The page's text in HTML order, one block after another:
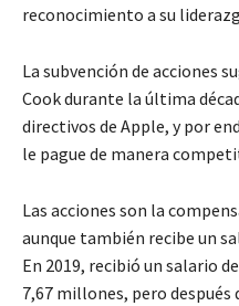
reconocimiento a su
La subvención de acciones
Cook durante la última
directivos de Apple, y por
le pague de manera
Las acciones son la
aunque también recibe un
En 2019, recibió un salario
7,67 millones, pero después